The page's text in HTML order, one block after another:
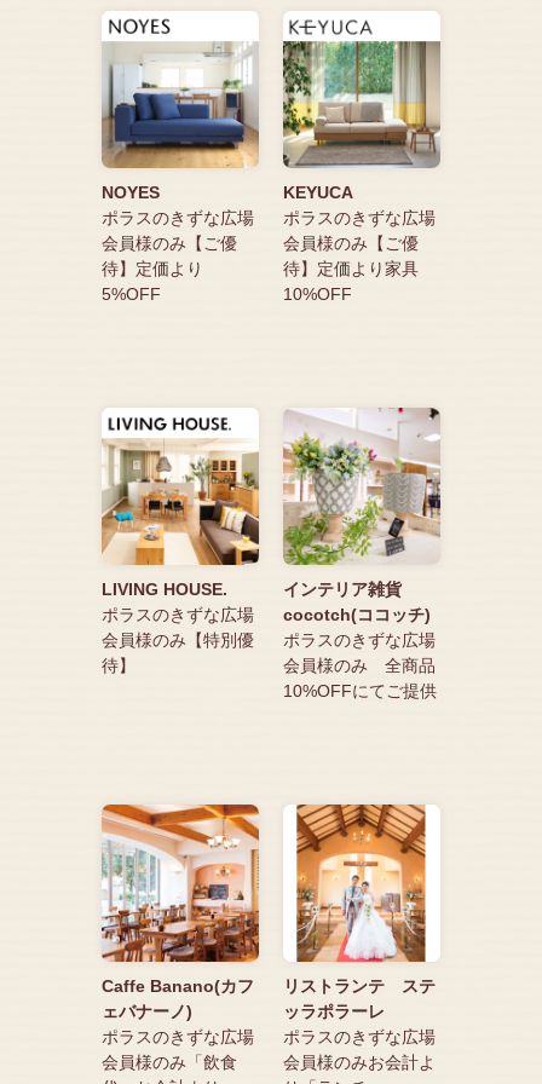
NOYES
ポラスのきずな広場
会員様のみ【ご優
待】定価より
5%OFF
KEYUCA
ポラスのきずな広場
会員様のみ【ご優
待】定価より家具
10%OFF
LIVING HOUSE.
ポラスのきずな広場
会員様のみ【特別優
待】
インテリア雑貨
cocotch(ココッチ)
ポラスのきずな広場
会員様のみ 全商品
10%OFFにてご提供
Caffe Banano(カフ
ェバナーノ)
ポラスのきずな広場
会員様のみ「飲食
リストランテ ステ
ッラポラーレ
ポラスのきずな広場
会員様のみお会計よ